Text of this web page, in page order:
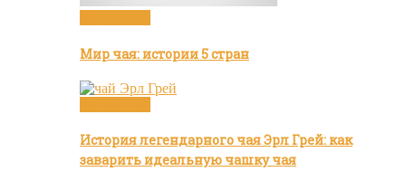
Мир чая: истории 5 стран
История легендарного чая Эрл Грей: как
заварить идеальную чашку чая